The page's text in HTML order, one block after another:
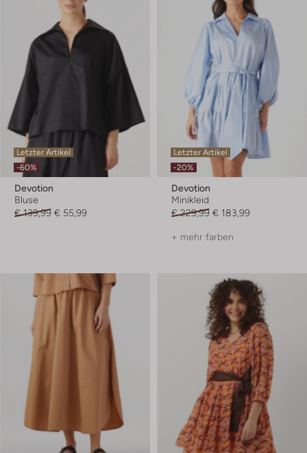
Letzter Artikel
-60%
Devotion
Bluse
€ 139,99 € 55,99
Letzter Artikel
-20%
Devotion
Minikleid
€ 229,99 € 183,99
+ mehr farben